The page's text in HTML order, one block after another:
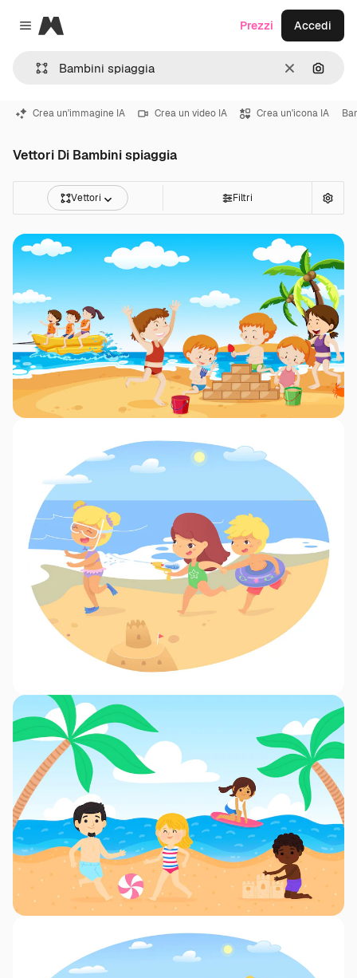
Close menu
Magnific
CancellaCerca
Prezzi Accedi
Crea un'immagine IA Crea un video IA Crea un'icona IA
Vettori Di Bambini spiaggia
Vettori Filtri